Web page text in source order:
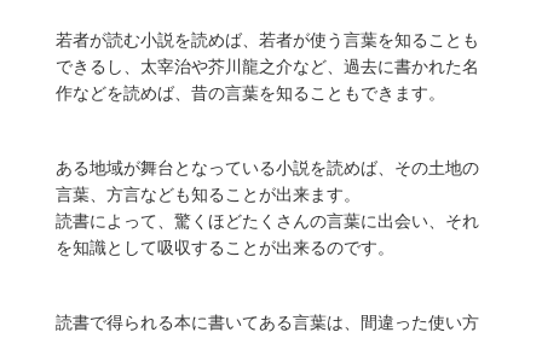
若者が読む小説を読めば、若者が使う言葉を知ることも
できるし、太宰治や芥川龍之介など、過去に書かれた名
作などを読めば、昔の言葉を知ることもできます。
ある地域が舞台となっている小説を読めば、その土地の
言葉、方言なども知ることが出来ます。
読書によって、驚くほどたくさんの言葉に出会い、それ
を知識として吸収することが出来るのです。
読書で得られる本に書いてある言葉は、間違った使い方